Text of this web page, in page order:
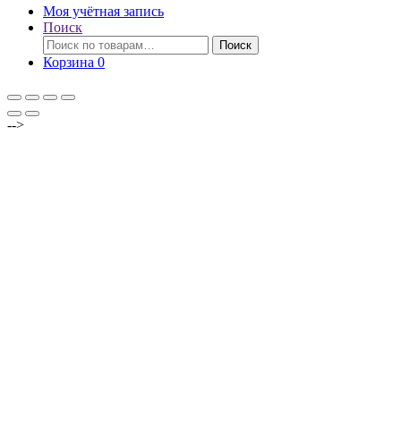
Моя учётная запись
Поиск
Искать:
Поиск
Корзина 0
-->